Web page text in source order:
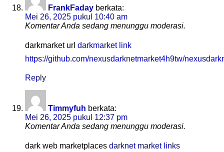
FrankFaday berkata:
Mei 26, 2025 pukul 10:40 am
Komentar Anda sedang menunggu moderasi.
darkmarket url darkmarket link
https://github.com/nexusdarknetmarket4h9tw/
Reply
Timmyfuh berkata:
Mei 26, 2025 pukul 12:37 pm
Komentar Anda sedang menunggu moderasi.
dark web marketplaces darknet market links